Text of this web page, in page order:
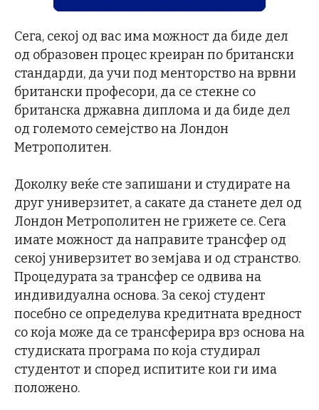
Сега, секој од вас има можност да биде дел
од образовен процес креиран по британски
стандарди, да учи под менторство на врвни
британски професори, да се стекне со
британска државна диплома и да биде дел
од големото семејство на Лондон
Метрополитен.
Доколку веќе сте запишани и студирате на
друг универзитет, а сакате да станете дел од
Лондон Метрополитен не грижете се. Сега
имате можност да направите трансфер од
секој универзитет во земјава и од странство.
Процедурата за трансфер се одвива на
индивидуална основа. За секој студент
посебно се определува кредитната вредност
со која може да се трансферира врз основа на
студиската програма по која студирал
студентот и според испитите кои ги има
положено.